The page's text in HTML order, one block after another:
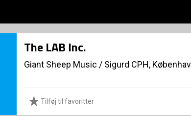
The LAB Inc.
Giant Sheep Music / Sigurd CPH,
Tilføj til favoritter